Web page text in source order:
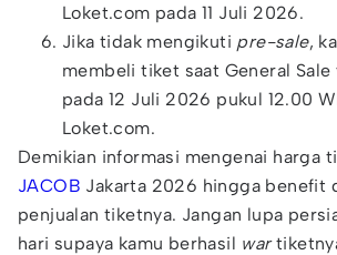
Loket.com pada 11 Juli 2026.
Jika tidak mengikuti pre-sale,
membeli tiket saat General Sale
pada 12 Juli 2026 pukul 12.00
Loket.com.
Demikian informasi mengenai harga
JACOB Jakarta 2026 hingga benefit
penjualan tiketnya. Jangan lupa
hari supaya kamu berhasil war